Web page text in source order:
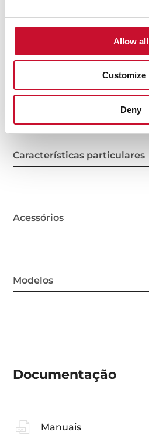
Allow all
Customize
Deny
Medidas gerais
Características particulares
Acessórios
Modelos
Documentação
Manuais